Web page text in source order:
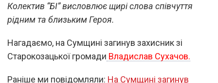
Колектив “БІ” висловлює щирі слова співчуття
рідним та близьким Героя.
Нагадаємо, на Сумщині загинув захисник зі
Старокозацької громади Владислав Сухачов.
Раніше ми повідомляли: На Сумщині загинув